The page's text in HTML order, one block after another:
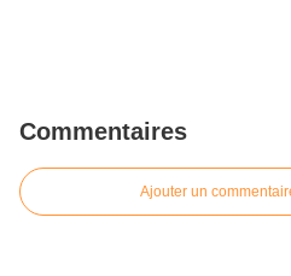
Commentaires
Ajouter un